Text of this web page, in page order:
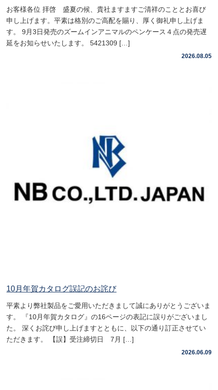
お客様各位 拝啓 盛夏の候、貴社ますますご清祥のこととお喜び
申し上げます。平素は格別のご高配を賜り、厚く御礼申し上げま
す。 9月3日発売のズームインアニマルのペンケース４点の発売遅
延をお知らせいたします。 5421309 […]
2026.08.05
10月年賀カタログ誤記のお詫び
平素より弊社製品をご愛用いただきまして誠にありがとうございま
す。 『10月年賀カタログ』の16ページの表記に誤りがございまし
た。 深くお詫び申し上げますとともに、以下の通り訂正させてい
ただきます。 【誤】受注締切日 7月 […]
2026.06.09